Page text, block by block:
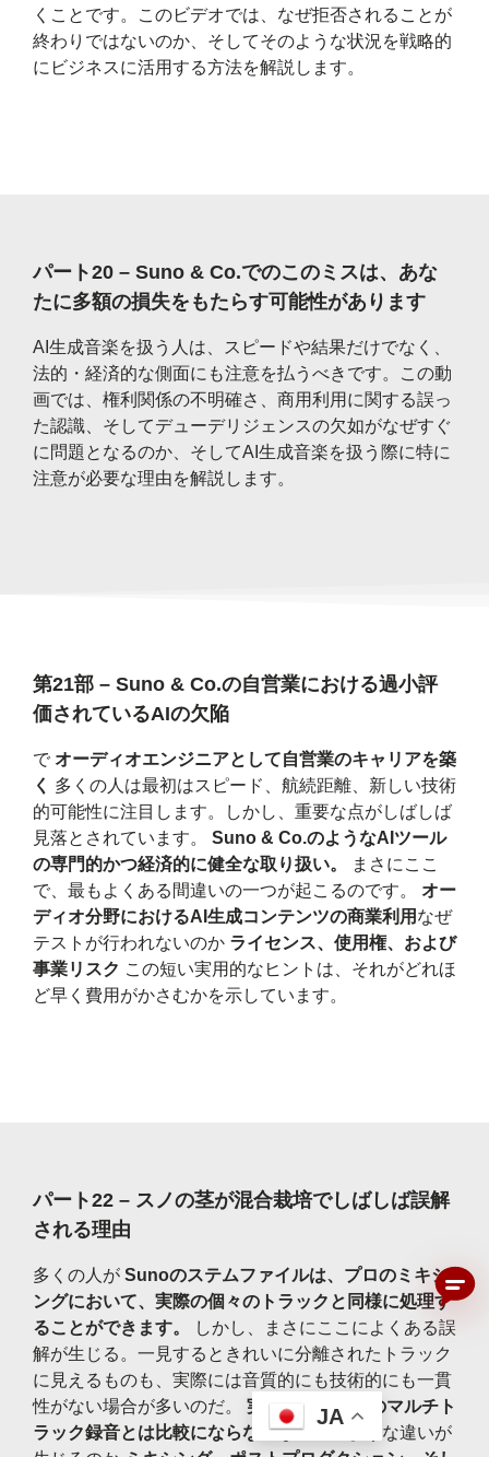
くことです。このビデオでは、なぜ拒否されることが
終わりではないのか、そしてそのような状況を戦略的
にビジネスに活用する方法を解説します。
パート20 – Suno & Co.でのこのミスは、あな
たに多額の損失をもたらす可能性があります
AI生成音楽を扱う人は、スピードや結果だけでなく、
法的・経済的な側面にも注意を払うべきです。この動
画では、権利関係の不明確さ、商用利用に関する誤っ
た認識、そしてデューデリジェンスの欠如がなぜすぐ
に問題となるのか、そしてAI生成音楽を扱う際に特に
注意が必要な理由を解説します。
第21部 – Suno & Co.の自営業における過小評
価されているAIの欠陥
で オーディオエンジニアとして自営業のキャリアを築
く 多くの人は最初はスピード、航続距離、新しい技術
的可能性に注目します。しかし、重要な点がしばしば
見落とされています。 Suno & Co.のようなAIツール
の専門的かつ経済的に健全な取り扱い。
まさにここ
で、最もよくある間違いの一つが起こるのです。 オー
ディオ分野におけるAI生成コンテンツの商業利用 なぜ
テストが行​​われないのか ライセンス、使用権、および
事業リスク この短い実用的なヒントは、それがどれほ
ど早く費用がかさむかを示しています。
パート22 – スノの茎が混合栽培でしばしば誤解
される理由
多くの人が Sunoのステムファイルは、プロのミキシ
ングにおいて、実際の個々のトラックと同様に処理す
ることができます。
しかし、まさにここによくある誤
解が生じる。一見するときれいに分離されたトラック
に見えるものも、実際には音質的にも技術的にも一貫
性がない場合が多いのだ。 実際の制作現場のマルチト
ラック録音とは比較にならないなぜこのような違いが
JA